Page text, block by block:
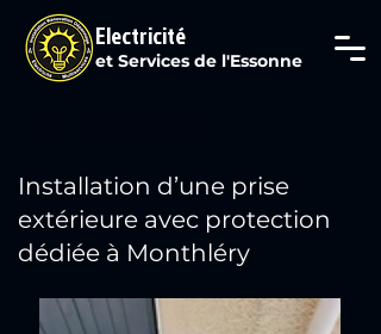
Electricité
et Services de l'Essonne
Installation d’une prise
extérieure avec protection
dédiée à Monthléry